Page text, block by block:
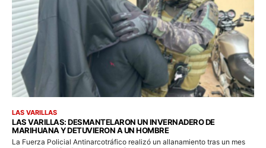
LAS VARILLAS
LAS VARILLAS: DESMANTELARON UN INVERNADERO DE
MARIHUANA Y DETUVIERON A UN HOMBRE
La Fuerza Policial Antinarcotráfico realizó un allanamiento tras un mes